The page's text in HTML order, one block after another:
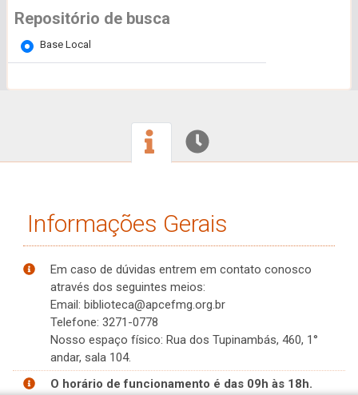
Repositório de busca
Base Local
Informações Gerais
Em caso de dúvidas entrem em contato conosco
através dos seguintes meios:
Email: biblioteca@apcefmg.org.br
Telefone: 3271-0778
Nosso espaço físico: Rua dos Tupinambás, 460, 1°
andar, sala 104.
O horário de funcionamento é das 09h às 18h.